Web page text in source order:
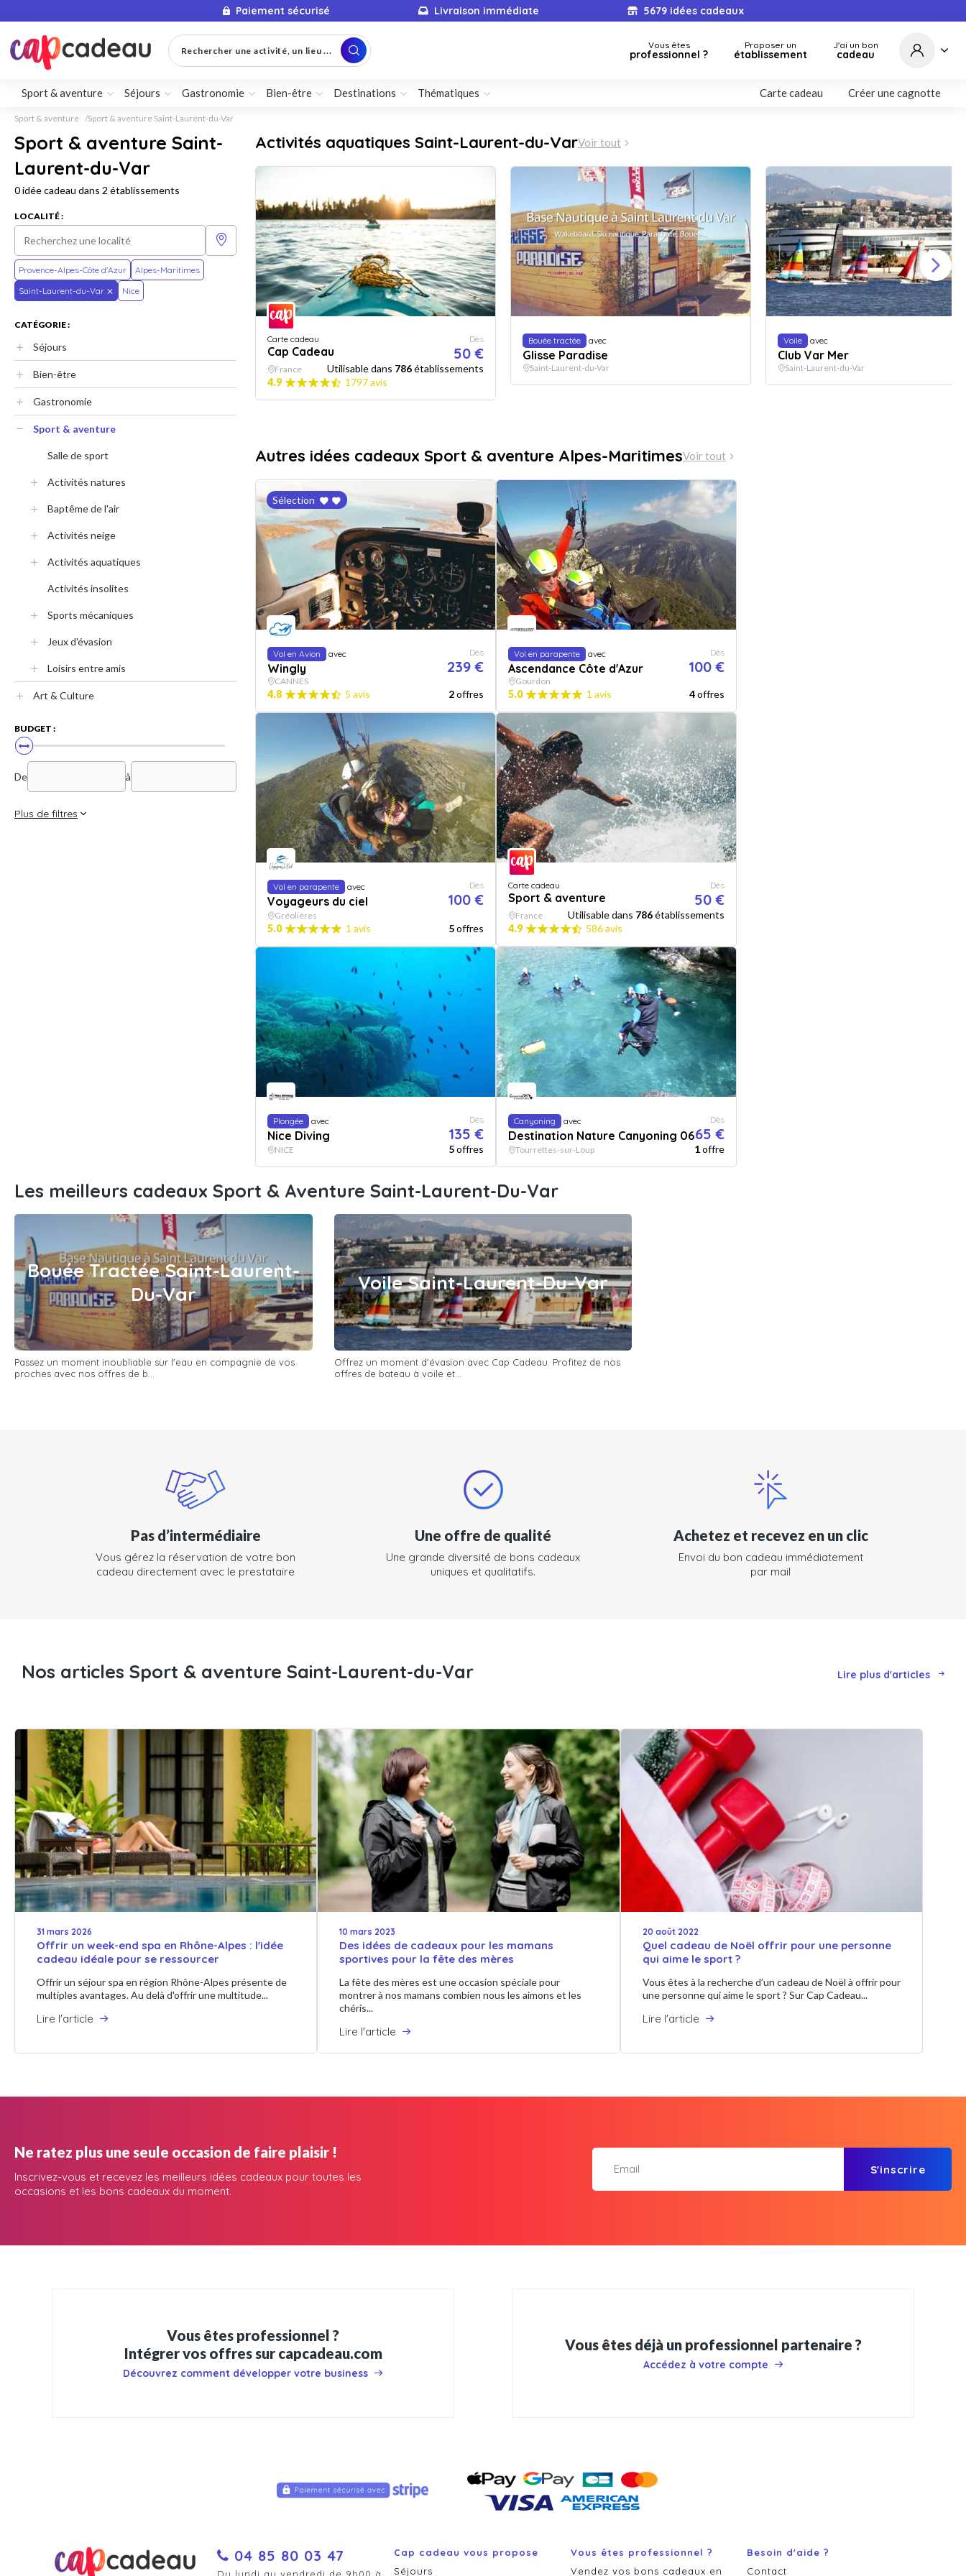
Paiement sécurisé Livraison immédiate 5679 idées cadeaux
Rechercher une activité, un lieu ... Vous êtes
professionnel ?
Proposer un
établissement
J'ai un bon
cadeau
Sport & aventure Séjours Gastronomie Bien-être Destinations Thématiques Carte cadeau Créer une cagnotte
Sport & aventure Sport & aventure Saint-Laurent-du-Var
Sport & aventure Saint-
Laurent-du-Var
0 idée cadeau dans 2 établissements
LOCALITÉ :
Provence-Alpes-Côte d'Azur
Alpes-Maritimes
Saint-Laurent-du-Var
Nice
CATÉGORIE :
Séjours
Bien-être
Gastronomie
Sport & aventure
Salle de sport
Activités natures
Baptême de l'air
Activités neige
Activités aquatiques
Activités insolites
Sports mécaniques
Jeux d'évasion
Loisirs entre amis
Art & Culture
BUDGET :
De à
Plus de filtres
Activités aquatiques Saint-Laurent-du-VarVoir tout
Carte cadeau
Cap Cadeau
Dès
50 €
France Utilisable dans 786établissements
4.9
1797 avis
Bouée tractée avec
Glisse Paradise
Saint-Laurent-du-Var
Voile avec
Club Var Mer
Saint-Laurent-du-Var
Autres idées cadeaux Sport & aventure Alpes-MaritimesVoir tout
Sélection
Vol en Avion avec
Wingly
Dès
239 €
CANNES
4.8 5 avis 2offres
Vol en parapente avec
Ascendance Côte d'Azur
Dès
100 €
Gourdon
5.0 1 avis 4offres
Vol en parapente avec
Voyageurs du ciel
Dès
100 €
Gréolières
5.0 1 avis 5offres
Carte cadeau
Sport & aventure
Dès
50 €
France Utilisable dans 786établissements
4.9
586 avis
Plongée avec
Nice Diving
Dès
135 €
NICE 5offres
Canyoning avec
Destination Nature Canyoning 06
Dès
65 €
Tourrettes-sur-Loup 1offre
Les meilleurs cadeaux Sport & Aventure Saint-Laurent-Du-Var
Bouée Tractée Saint-Laurent-
Du-Var
Passez un moment inoubliable sur l'eau en compagnie de vos
proches avec nos offres de b...
Voile Saint-Laurent-Du-Var
Offrez un moment d'évasion avec Cap Cadeau. Profitez de nos
offres de bateau à voile et...
Pas d’intermédiaire
Vous gérez la réservation de votre bon
cadeau directement avec le prestataire
Une offre de qualité
Une grande diversité de bons cadeaux
uniques et qualitatifs.
Achetez et recevez en un clic
Envoi du bon cadeau immédiatement
par mail
Nos articles Sport & aventure Saint-Laurent-du-Var Lire plus d'articles
31 mars 2026
Offrir un week-end spa en Rhône-Alpes : l'idée
cadeau idéale pour se ressourcer
Offrir un séjour spa en région Rhône-Alpes présente de
multiples avantages. Au delà d'offrir une multitude...
Lire l'article
10 mars 2023
Des idées de cadeaux pour les mamans
sportives pour la fête des mères
La fête des mères est une occasion spéciale pour
montrer à nos mamans combien nous les aimons et les
chéris...
Lire l'article
20 août 2022
Quel cadeau de Noël offrir pour une personne
qui aime le sport ?
Vous êtes à la recherche d’un cadeau de Noël à offrir pour
une personne qui aime le sport ? Sur Cap Cadeau...
Lire l'article
Ne ratez plus une seule occasion de faire plaisir !
Inscrivez-vous et recevez les meilleurs idées cadeaux pour toutes les
occasions et les bons cadeaux du moment.
S'inscrire
Vous êtes professionnel ?
Intégrer vos offres sur capcadeau.com
Découvrez comment développer votre business
Vous êtes déjà un professionnel partenaire ?
Accédez à votre compte
04 85 80 03 47
Cap cadeau vous propose
Séjours
Vous êtes professionnel ?
Vendez vos bons cadeaux en
Besoin d'aide ?
Contact